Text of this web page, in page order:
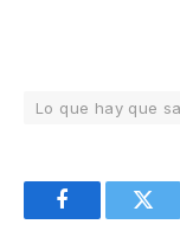
Lo que hay que
Facebook